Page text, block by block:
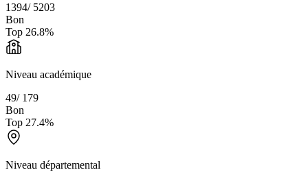
1394/ 5203
Bon
Top 26.8%
Niveau académique
49/ 179
Bon
Top 27.4%
Niveau départemental